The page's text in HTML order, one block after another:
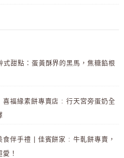
式甜點：蛋黃酥界的黑馬，焦糖餡根
喜福緣素餅專賣店 : 行天宮旁蛋奶全
食伴手禮 | 佳賓餅家 : 牛軋餅專賣，
！